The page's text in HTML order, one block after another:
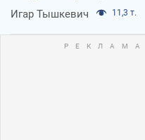
Игар Тышкевич 11,3 т.